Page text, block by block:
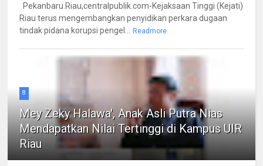
Pekanbaru.Riau,centralpublik.com-Kejaksaan Tinggi (Kejati)
Riau terus mengembangkan penyidikan perkara dugaan
tindak pidana korupsi pengel...
Readmore
8
Mey Zeky Halawa', Anak Asli Putra Nias
Mendapatkan Nilai Tertinggi di Kampus UIR
Riau